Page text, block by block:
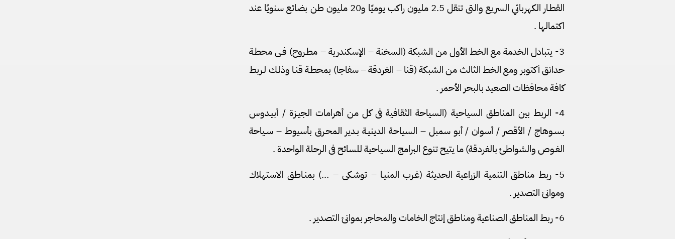
القطـار الكهربائي السريع والتى تنقل 2.5 مليون راكب يوميًا و20 مليون طن بضائع سنويًا عند
اكتمالها .
3- يتبادل الخدمة مع الخط الأول من الشبكة (السخنة – الإسكندرية – مطـروح) فـى محطـة
حدائق أكتوبر ومع الخط الثالث من الشبكة (قنا – الغردقة – سفاجا) بمحطـة قنـا وذلـك لـربط
كافة محافظات الصعيد بالبحر الأحمر .
4- الربط بين المناطق السياحية (السياحة الثقافية فى كل من أهرامات الجيـزة / أبيـدوس
بسـوهاج / الأقصر / أسوان / أبو سمبل – السياحة الدينيـة بـدير المحـرق بأسيوط – سـياحة
الغـوص والشواطئ بالغردقة) ما يتيح تنوع البرامج السياحية للسائح فى الرحلة الواحدة .
5- ربط مناطق التنمية الزراعية الحديثة (غـرب المنيـا – توشـكى – …) بمنـاطق الاستهلاك
وموانئ التصدير .
6- ربط المناطق الصناعية ومناطق إنتاج الخامات والمحاجر بموانئ التصدير .